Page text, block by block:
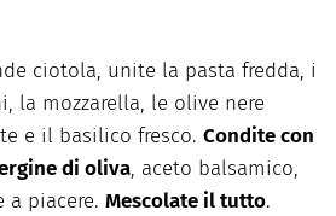
ciotola, unite la pasta fredda, i
la mozzarella, le olive nere
e il basilico fresco. Condite con
di oliva, aceto balsamico,
a piacere. Mescolate il tutto.